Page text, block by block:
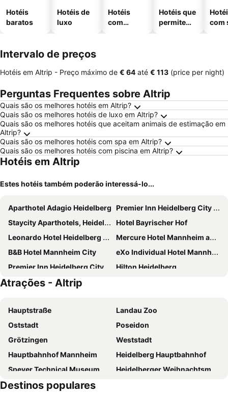
Hotéis
baratos
Hotéis de
luxo
Hotéis
com
Hotéis que
permitem
com
Intervalo de preços
Hotéis em Altrip - Preço máximo de ‎€ 64 até ‎€ 113 (price per night)
Perguntas Frequentes sobre Altrip
Quais são os melhores hotéis em Altrip?
Quais são os melhores hotéis de luxo em Altrip?
Quais são os melhores hotéis que aceitam animais de estimação em
Altrip?
Quais são os melhores hotéis com spa em Altrip?
Quais são os melhores hotéis com piscina em Altrip?
Hotéis em Altrip
Estes hotéis também poderão interessá-lo...
Aparthotel Adagio Heidelberg Premier Inn Heidelberg City Centre
Staycity Aparthotels, Heidelberg
Hotel Bayrischer Hof
Leonardo Hotel Heidelberg City Center
Mercure Hotel Mannheim am Rathaus
B&B Hotel Mannheim City
eXo Individual Hotel Mannheim - By SuperFly Hotels
Premier Inn Heidelberg City Bahnstadt
Hilton Heidelberg
Holiday Inn - The Niu, Square Mannheim By Ihg
Leonardo Hotel Heidelberg
ATLANTIC Hotel Heidelberg
MEININGER Hotel Heidelberg Hauptbahnhof
hotelo Heidelberg
eXo Square Heidelberg-Schwetzingen - By SuperFly Hotels
Leonardo Hotel Mannheim-Ladenburg
Intercityhotel Heidelberg
Hotel Heidelberger Hof
Pension Jeske Heidelberg
Mercure Hotel Mannheim am Friedensplatz
B&B HOTEL Mannheim-Friedrichsfeld
Atrações - Altrip
Hauptstraße
Landau Zoo
Oststadt
Poseidon
Grötzingen
Weststadt
Hauptbahnhof Mannheim
Heidelberg Hauptbahnhof
Speyer Technical Museum
Heidelberger Weihnachtsmarkt
Castelo de Heidelberg
Destinos populares